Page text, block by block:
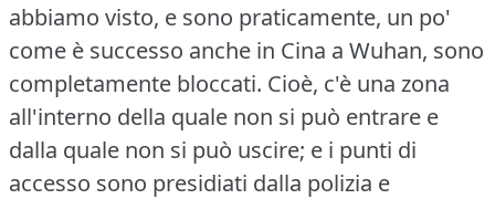
abbiamo visto, e sono praticamente, un po'
come è successo anche in Cina a Wuhan, sono
completamente bloccati. Cioè, c'è una zona
all'interno della quale non si può entrare e
dalla quale non si può uscire; e i punti di
accesso sono presidiati dalla polizia e